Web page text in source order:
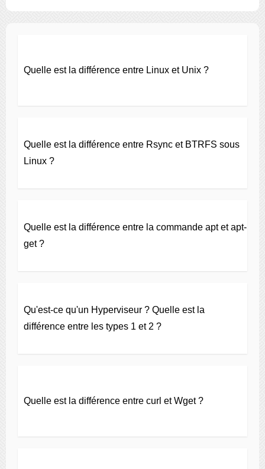
Quelle est la différence entre Linux et Unix ?
Quelle est la différence entre Rsync et BTRFS sous
Linux ?
Quelle est la différence entre la commande apt et apt-
get ?
Qu'est-ce qu'un Hyperviseur ? Quelle est la
différence entre les types 1 et 2 ?
Quelle est la différence entre curl et Wget ?